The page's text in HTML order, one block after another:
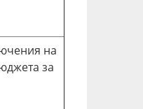
на
за